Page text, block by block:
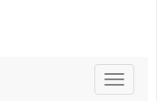
Toggle